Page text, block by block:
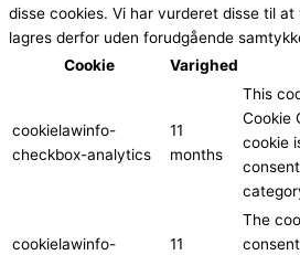
disse cookies. Vi har vurderet disse til
lagres derfor uden forudgående
Cookie
Varighed
cookielawinfo-
checkbox-analytics
11
months
This
Cookie
cookie
cookielawinfo-
11
The